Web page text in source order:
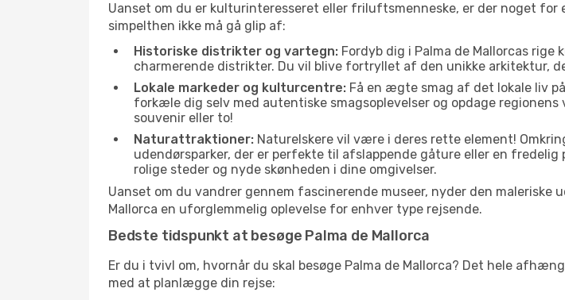
Uanset om du er kulturinteresseret eller friluftsmenneske, er der noget for
simpelthen ikke må gå glip af:
Historiske distrikter og vartegn: Fordyb dig i Palma de Mallorcas
charmerende distrikter. Du vil blive fortryllet af den unikke arkitektur,
Lokale markeder og kulturcentre: Få en ægte smag af det lokale liv
forkæle dig selv med autentiske smagsoplevelser og opdage
souvenir eller to!
Naturattraktioner: Naturelskere vil være i deres rette element!
udendørsparker, der er perfekte til afslappende gåture eller en
rolige steder og nyde skønheden i dine omgivelser.
Uanset om du vandrer gennem fascinerende museer, nyder den
Mallorca en uforglemmelig oplevelse for enhver type rejsende.
Bedste tidspunkt at besøge Palma de Mallorca
Er du i tvivl om, hvornår du skal besøge Palma de Mallorca? Det hele
med at planlægge din rejse: